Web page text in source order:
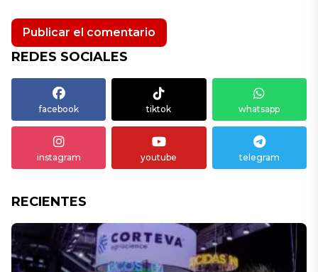
REDES SOCIALES
facebook tiktok whatsapp
instagram youtube telegram
RECIENTES